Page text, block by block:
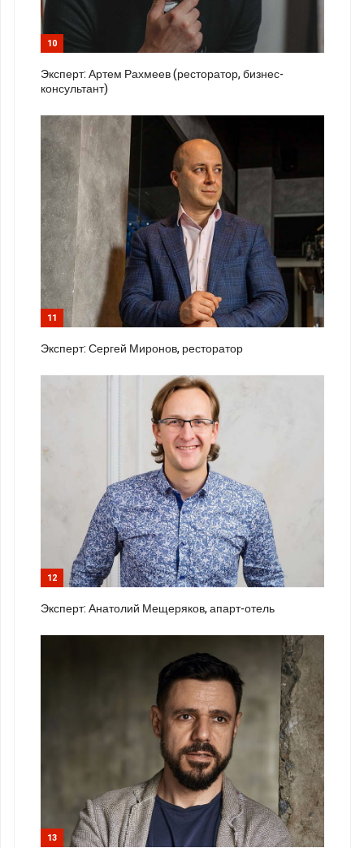
10
Эксперт: Артем Рахмеев (ресторатор, бизнес-
консультант)
11
Эксперт: Сергей Миронов, ресторатор
12
Эксперт: Анатолий Мещеряков, апарт-отель
13